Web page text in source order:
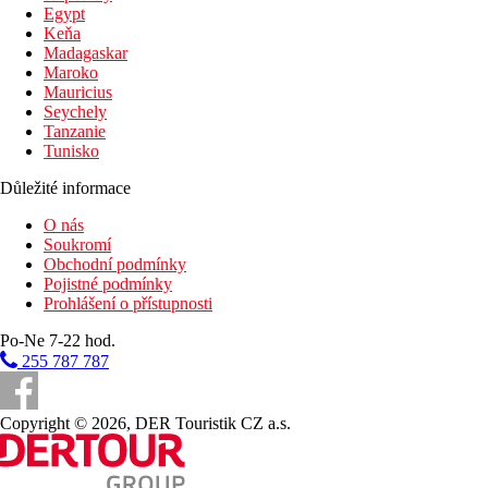
Plážová dovolená
Bazény
Dětský bazén
Bar u bazénu
Fotogalerie
Egypt
Keňa
Madagaskar
Maroko
Mauricius
Seychely
Tanzanie
Tunisko
Důležité informace
O nás
Soukromí
Obchodní podmínky
Pojistné podmínky
Prohlášení o přístupnosti
Po-Ne 7-22 hod.
255 787 787
Copyright © 2026, DER Touristik CZ a.s.